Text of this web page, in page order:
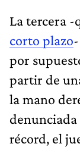
La tercera -
corto plazo
por
partir de
la mano
denunciada
récord, el